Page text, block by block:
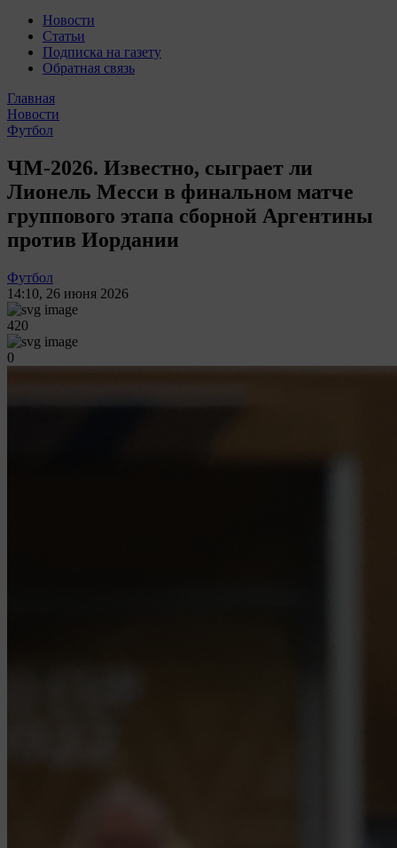
Новости
Статьи
Подписка на газету
Обратная связь
Главная
Новости
Футбол
ЧМ-2026. Известно, сыграет ли
Лионель Месси в финальном матче
группового этапа сборной Аргентины
против Иордании
Футбол
14:10, 26 июня 2026
420
0